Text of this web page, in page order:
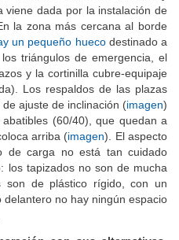
452 litros en la versión Trek y
dada por la instalación de
la zona más cercana al borde
un pequeño huecodestinado a
triángulos de emergencia, el
y la cortinilla cubre-equipaje
Los respaldos de las plazas
ajuste de inclinación (imagen)
(60/40), que quedan a
arriba (imagen ). El aspecto
de carga no está tan cuidado
los tapizados no son de mucha
son de plástico rígido, con un
no hay ningún espacio